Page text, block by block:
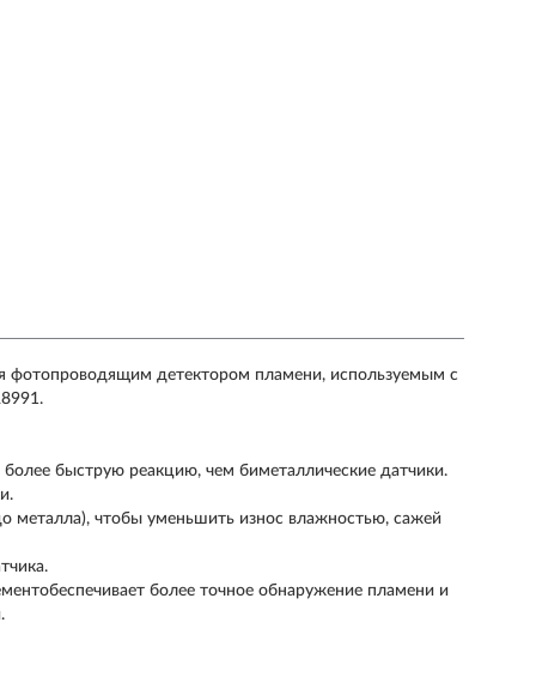
фотопроводящим детектором пламени, используемым с
быструю реакцию, чем биметаллические датчики.
металла), чтобы уменьшить износ влажностью, сажей
более точное обнаружение пламени и